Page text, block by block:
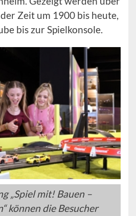
Zeit um 1900 bis heute,
bis zur Spielkonsole.
„Spiel mit! Bauen –
können die Besucher